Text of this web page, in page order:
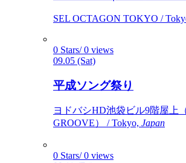
SEL OCTAGON TOKYO /
0 Stars/ 0 views
09.05 (Sat)
平成ソング祭り
ヨドバシHD池袋ビル9階屋上
GROOVE） / Tokyo, Japan
0 Stars/ 0 views